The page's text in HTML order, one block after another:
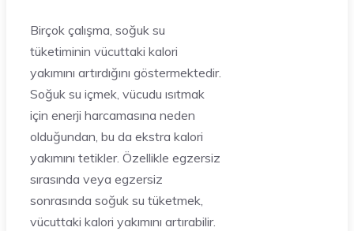
Birçok çalışma, soğuk su
tüketiminin vücuttaki kalori
yakımını artırdığını göstermektedir.
Soğuk su içmek, vücudu ısıtmak
için enerji harcamasına neden
olduğundan, bu da ekstra kalori
yakımını tetikler. Özellikle egzersiz
sırasında veya egzersiz
sonrasında soğuk su tüketmek,
vücuttaki kalori yakımını artırabilir.